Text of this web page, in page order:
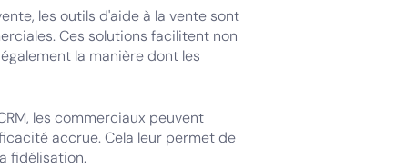
les outils d'aide à la vente sont
Ces solutions facilitent non
la manière dont les
les commerciaux peuvent
accrue. Cela leur permet de
fidélisation.